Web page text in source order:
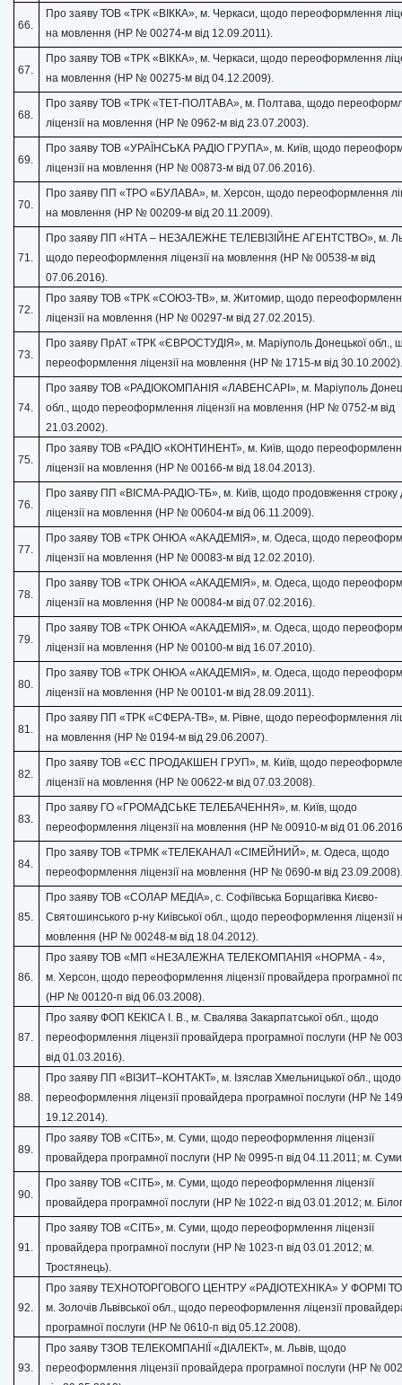
66.
Про заяву ТОВ «ТРК «ВІККА», м. Черкаси, щодо переоформлення
на мовлення (НР № 00274-м від 12.09.2011).
67.
Про заяву ТОВ «ТРК «ВІККА», м. Черкаси, щодо переоформлення
на мовлення (НР № 00275-м від 04.12.2009).
68.
Про заяву ТОВ «ТРК «ТЕТ-ПОЛТАВА», м. Полтава, щодо
ліцензії на мовлення (НР № 0962-м від 23.07.2003).
69.
Про заяву ТОВ «УРАЇНСЬКА РАДІО ГРУПА», м. Київ, щодо
ліцензії на мовлення (НР № 00873-м від 07.06.2016).
70.
Про заяву ПП «ТРО «БУЛАВА», м. Херсон, щодо переоформлення
на мовлення (НР № 00209-м від 20.11.2009).
71.
Про заяву ПП «НТА – НЕЗАЛЕЖНЕ ТЕЛЕВІЗІЙНЕ АГЕНТСТВО», м.
щодо переоформлення ліцензії на мовлення (НР № 00538-м від
07.06.2016).
72.
Про заяву ТОВ «ТРК «СОЮЗ-ТВ», м. Житомир, щодо
ліцензії на мовлення (НР № 00297-м від 27.02.2015).
73.
Про заяву ПрАТ «ТРК «ЄВРОСТУДІЯ», м. Маріуполь Донецької обл.,
переоформлення ліцензії на мовлення (НР № 1715-м від
74.
Про заяву ТОВ «РАДІОКОМПАНІЯ «ЛАВЕНСАРІ», м. Маріуполь
обл., щодо переоформлення ліцензії на мовлення (НР № 0752-м від
21.03.2002).
75.
Про заяву ТОВ «РАДІО «КОНТИНЕНТ», м. Київ, щодо
ліцензії на мовлення (НР № 00166-м від 18.04.2013).
76.
Про заяву ПП «ВІСМА-РАДІО-ТБ», м. Київ, щодо продовження строку
ліцензії на мовлення (НР № 00604-м від 06.11.2009).
77.
Про заяву ТОВ «ТРК ОНЮА «АКАДЕМІЯ», м. Одеса, щодо
ліцензії на мовлення (НР № 00083-м від 12.02.2010).
78.
Про заяву ТОВ «ТРК ОНЮА «АКАДЕМІЯ», м. Одеса, щодо
ліцензії на мовлення (НР № 00084-м від 07.02.2016).
79.
Про заяву ТОВ «ТРК ОНЮА «АКАДЕМІЯ», м. Одеса, щодо
ліцензії на мовлення (НР № 00100-м від 16.07.2010).
80.
Про заяву ТОВ «ТРК ОНЮА «АКАДЕМІЯ», м. Одеса, щодо
ліцензії на мовлення (НР № 00101-м від 28.09.2011).
81.
Про заяву ПП «ТРК «СФЕРА-ТВ», м. Рівне, щодо переоформлення
на мовлення (НР № 0194-м від 29.06.2007).
82.
Про заяву ТОВ «ЄС ПРОДАКШЕН ГРУП», м. Київ, щодо
ліцензії на мовлення (НР № 00622-м від 07.03.2008).
83.
Про заяву ГО «ГРОМАДСЬКЕ ТЕЛЕБАЧЕННЯ», м. Київ, щодо
переоформлення ліцензії на мовлення (НР № 00910-м від
84.
Про заяву ТОВ «ТРМК «ТЕЛЕКАНАЛ «СІМЕЙНИЙ», м. Одеса, щодо
переоформлення ліцензії на мовлення (НР № 0690-м від
85.
Про заяву ТОВ «СОЛАР МЕДІА», с. Софіївська Борщагівка Києво-
Святошинського р-ну Київської обл., щодо переоформлення ліцензії
мовлення (НР № 00248-м від 18.04.2012).
86.
Про заяву ТОВ «МП «НЕЗАЛЕЖНА ТЕЛЕКОМПАНІЯ «НОРМА - 4»,
м. Херсон, щодо переоформлення ліцензії провайдера програмної
(НР № 00120-п від 06.03.2008).
87.
Про заяву ФОП КЕКІСА І. В., м. Свалява Закарпатської обл., щодо
переоформлення ліцензії провайдера програмної послуги (НР №
від 01.03.2016).
88.
Про заяву ПП «ВІЗИТ–КОНТАКТ», м. Ізяслав Хмельницької обл., щодо
переоформлення ліцензії провайдера програмної послуги (НР №
19.12.2014).
89.
Про заяву ТОВ «СІТБ», м. Суми, щодо переоформлення ліцензії
провайдера програмної послуги (НР № 0995-п від 04.11.2011; м.
90.
Про заяву ТОВ «СІТБ», м. Суми, щодо переоформлення ліцензії
провайдера програмної послуги (НР № 1022-п від 03.01.2012; м.
91.
Про заяву ТОВ «СІТБ», м. Суми, щодо переоформлення ліцензії
провайдера програмної послуги (НР № 1023-п від 03.01.2012; м.
Тростянець).
92.
Про заяву ТЕХНОТОРГОВОГО ЦЕНТРУ «РАДІОТЕХНІКА» У ФОРМІ
м. Золочів Львівської обл., щодо переоформлення ліцензії
програмної послуги (НР № 0610-п від 05.12.2008).
93.
Про заяву ТЗОВ ТЕЛЕКОМПАНІЇ «ДІАЛЕКТ», м. Львів, щодо
переоформлення ліцензії провайдера програмної послуги (НР №